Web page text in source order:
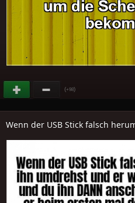
(+98)
Wenn der USB Stick falsch